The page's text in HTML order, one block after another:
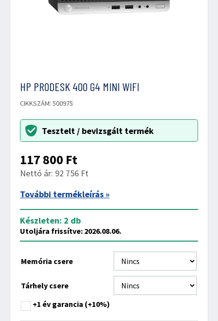
HP PRODESK 400 G4 MINI WIFI
CIKKSZÁM: 500975
Tesztelt / bevizsgált termék
117 800 Ft
Nettó ár: 92 756 Ft
További termékleírás »
Készleten: 2 db
Utoljára frissítve: 2026.08.06.
Memória csere
Tárhely csere
+1 év garancia (+10%)